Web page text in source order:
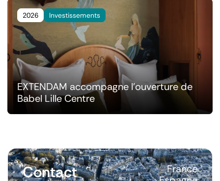
2026 Investissements
EXTENDAM accompagne l'ouverture de
Babel Lille Centre
Contact
France